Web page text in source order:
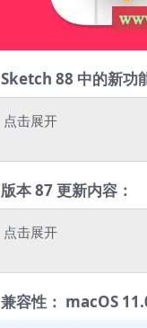
Sketch 88 中的新功
点击展开
版本 87 更新内容：
点击展开
兼容性： macOS